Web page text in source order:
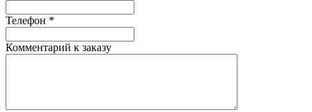
Телефон *
Комментарий к заказу